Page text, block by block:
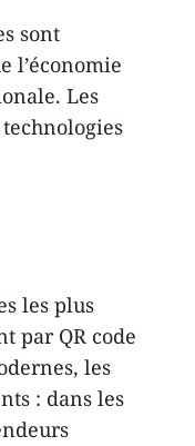
sont
l’économie
Les
les plus
par QR code
les
: dans les